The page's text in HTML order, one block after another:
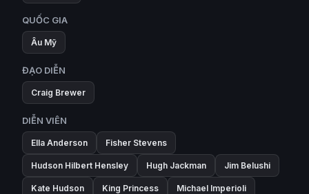
QUỐC GIA
Âu Mỹ
ĐẠO DIỄN
Craig Brewer
DIỄN VIÊN
Ella Anderson Fisher Stevens
Hudson Hilbert Hensley Hugh Jackman Jim Belushi
Kate Hudson King Princess Michael Imperioli